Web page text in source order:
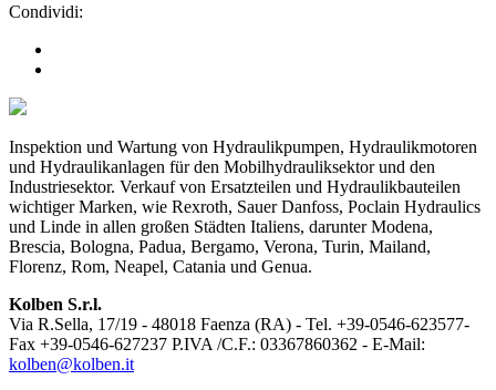
Condividi:
Inspektion und Wartung von Hydraulikpumpen, Hydraulikmotoren
und Hydraulikanlagen für den Mobilhydrauliksektor und den
Industriesektor. Verkauf von Ersatzteilen und Hydraulikbauteilen
wichtiger Marken, wie Rexroth, Sauer Danfoss, Poclain Hydraulics
und Linde in allen großen Städten Italiens, darunter Modena,
Brescia, Bologna, Padua, Bergamo, Verona, Turin, Mailand,
Florenz, Rom, Neapel, Catania und Genua.
Kolben S.r.l.
Via R.Sella, 17/19 - 48018 Faenza (RA) - Tel. +39-0546-623577-
Fax +39-0546-627237 P.IVA /C.F.: 03367860362 - E-Mail:
kolben@kolben.it